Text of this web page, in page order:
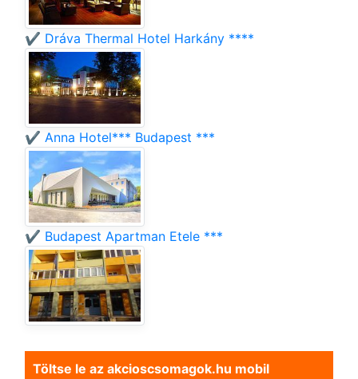
✔️ Dráva Thermal Hotel Harkány ****
✔️ Anna Hotel*** Budapest ***
✔️ Budapest Apartman Etele ***
Töltse le az akcioscsomagok.hu mobil